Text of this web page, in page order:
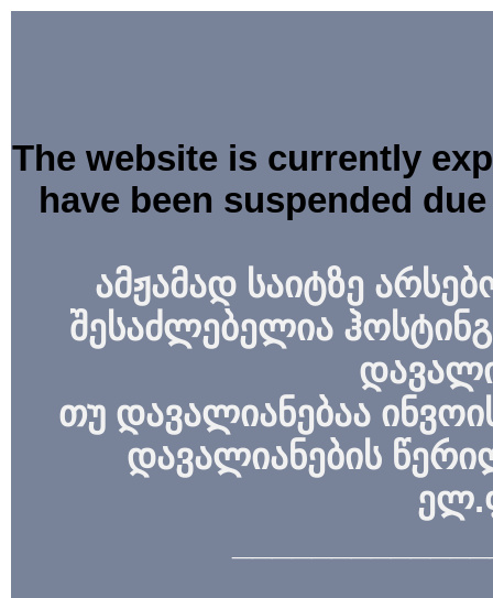
The website is currently
have been suspended
ამჟამად საიტზე
შესაძლებელია
თუ დავალიანებაა
დავალიანების